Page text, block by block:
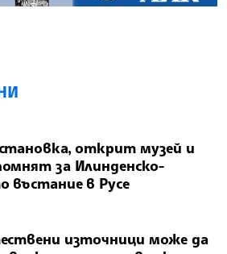
открит музей и
за Илинденско-
въстание в Русе
източници може да